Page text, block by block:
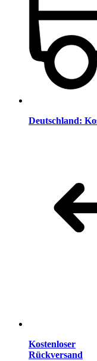
Deutschland:
Kostenloser
Rückversand